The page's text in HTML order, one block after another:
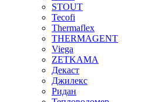
STOUT
Tecofi
Thermaflex
THERMAGENT
Viega
ZETKAMA
Декаст
Джилекс
Ридан